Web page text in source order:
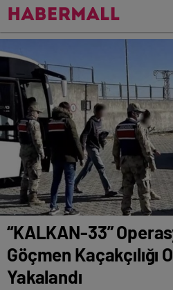
“KALKAN-33”
Göçmen Kaçakçılığı
Yakalandı